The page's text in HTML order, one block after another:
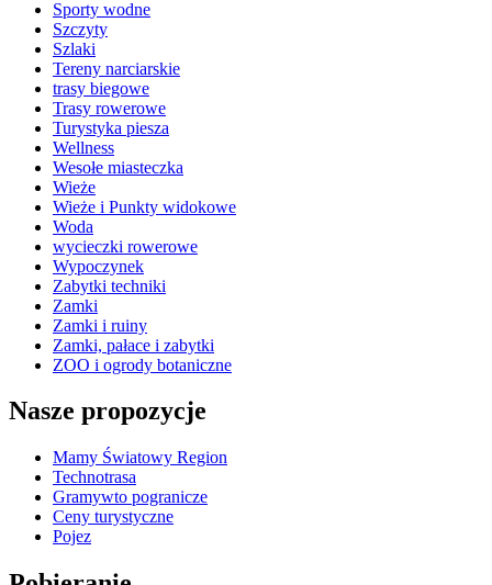
Sporty wodne
Szczyty
Szlaki
Tereny narciarskie
trasy biegowe
Trasy rowerowe
Turystyka piesza
Wellness
Wesołe miasteczka
Wieże
Wieże i Punkty widokowe
Woda
wycieczki rowerowe
Wypoczynek
Zabytki techniki
Zamki
Zamki i ruiny
Zamki, pałace i zabytki
ZOO i ogrody botaniczne
Nasze propozycje
Mamy Światowy Region
Technotrasa
Gramywto pogranicze
Ceny turystyczne
Pojez